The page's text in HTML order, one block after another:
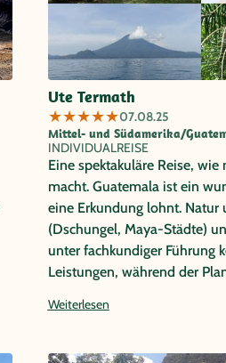
Ute Termath
★★★★★07.08.25
Mittel- und Südamerika/
INDIVIDUALREISE
Eine spektakuläre Reise, wie
macht. Guatemala ist ein
eine Erkundung lohnt. Natur
(Dschungel, Maya-Städte)
unter fachkundiger Führung
Leistungen, während der
Weiterlesen